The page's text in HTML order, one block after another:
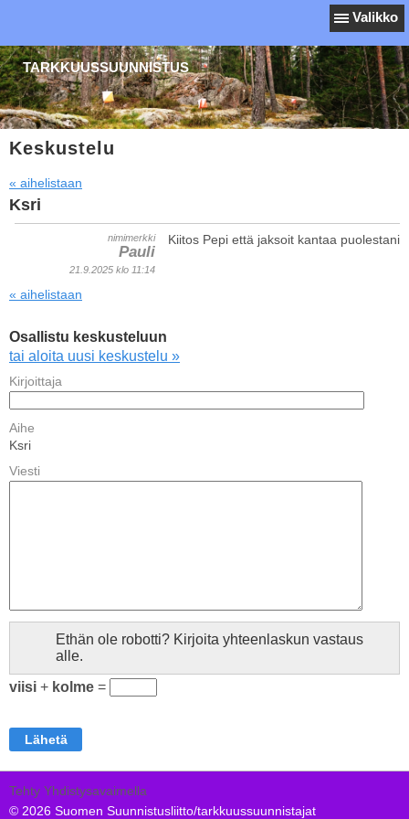
Valikko
TARKKUUSSUUNNISTUS
Keskustelu
« aihelistaan
Ksri
nimimerkki
Pauli
21.9.2025 klo 11:14
Kiitos Pepi että jaksoit kantaa puolestani
« aihelistaan
Osallistu keskusteluun
tai aloita uusi keskustelu »
Kirjoittaja
Aihe
Ksri
Viesti
Ethän ole robotti? Kirjoita yhteenlaskun vastaus
alle.
viisi + kolme =
Tehty Yhdistysavaimella
© 2026 Suomen Suunnistusliitto/tarkkuussuunnistajat